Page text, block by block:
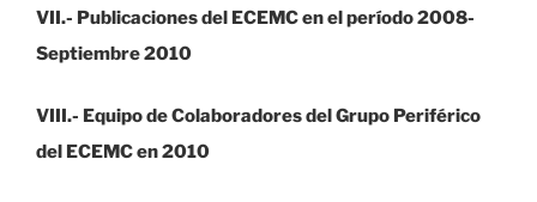
VII.- Publicaciones del ECEMC en el período 2008-
Septiembre 2010
VIII.- Equipo de Colaboradores del Grupo Periférico
del ECEMC en 2010